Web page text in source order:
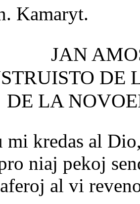
Kamaryt.
JAN
DE
DE LA
mi kredas al
niaj pekoj
al vi